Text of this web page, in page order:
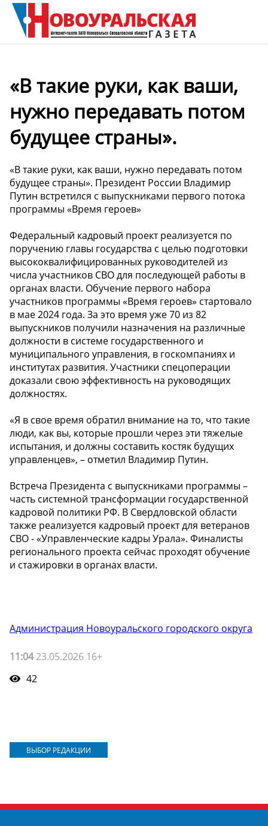
«В такие руки, как ваши,
нужно передавать потом
будущее страны».
«В такие руки, как ваши, нужно передавать потом
будущее страны». Президент России Владимир
Путин встретился с выпускниками первого потока
программы «Время героев»
Федеральный кадровый проект реализуется по
поручению главы государства с целью подготовки
высококвалифицированных руководителей из
числа участников СВО для последующей работы в
органах власти. Обучение первого набора
участников программы «Время героев» стартовало
в мае 2024 года. За это время уже 70 из 82
выпускников получили назначения на различные
должности в системе государственного и
муниципального управления, в госкомпаниях и
институтах развития. Участники спецоперации
доказали свою эффективность на руководящих
должностях.
«Я в свое время обратил внимание на то, что такие
люди, как вы, которые прошли через эти тяжелые
испытания, и должны составить костяк будущих
управленцев», – отметил Владимир Путин.
Встреча Президента с выпускниками программы –
часть системной трансформации государственной
кадровой политики РФ. В Свердловской области
также реализуется кадровый проект для ветеранов
СВО - «Управленческие кадры Урала». Финалисты
регионального проекта сейчас проходят обучение
и стажировки в органах власти.
Администрация Новоуральского городского округа
11:0423.05.2026 16+
42
ВЫБОР РЕДАКЦИИ